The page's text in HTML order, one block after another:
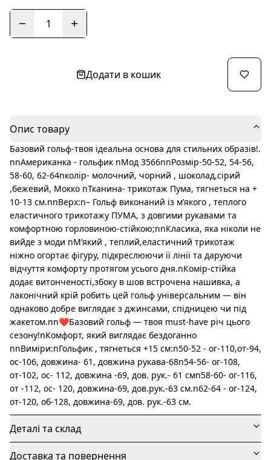
1
Додати в кошик
Опис товару
Базовий гольф-твоя ідеальна основа для стильних образів!.
nnАмериканка - гольфик nМод 3566nnРозмір-50-52, 54-56,
58-60, 62-64nколір- молочний, чорний , шоколад,сірий
,бежевий, Мокко nТканина- трикотаж Пума, тягнеться на +
10-13 см.nnВерх:n– Гольф виконаний із м’якого , теплого
еластичного трикотажу ПУМА, з довгими рукавами та
комфортною горловиною-стійкою;nnКласика, яка ніколи не
вийде з моди nМ’який , теплий,еластичний трикотаж
ніжно огортає фігуру, підкреслюючи її лінії та даруючи
відчуття комфорту протягом усього дня.nКомір-стійка
додає витонченості,збоку в шов встрочена нашивка, а
лаконічний крій робить цей гольф універсальним — він
однаково добре виглядає з джинсами, спідницею чи під
жакетом.nn❤️Базовий гольф — твоя must-have річ цього
сезону!nКомфорт, який виглядає бездоганно
nnВиміри:nГольфик , тягнеться +15 см:n50-52 - ог-110,от-94,
ос-106, довжина- 61, довжина рукава-68n54-56- ог-108,
от-102, ос- 112, довжина -69, дов. рук.- 61 смn58-60- ог-116,
от -112, ос- 120, довжина-69, дов.рук.-63 см.n62-64 - ог-124,
от-120, об-128, довжина-69, дов. рук.-63 см.
Деталі та склад
Доставка та повернення